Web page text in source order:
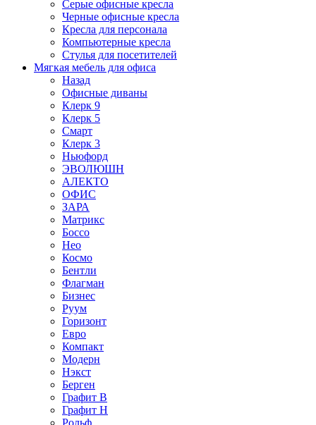
Серые офисные кресла
Черные офисные кресла
Кресла для персонала
Компьютерные кресла
Стулья для посетителей
Мягкая мебель для офиса
Назад
Офисные диваны
Клерк 9
Клерк 5
Смарт
Клерк 3
Ньюфорд
ЭВОЛЮШН
АЛЕКТО
ОФИС
ЗАРА
Матрикс
Боссо
Нео
Космо
Бентли
Флагман
Бизнес
Руум
Горизонт
Евро
Компакт
Модерн
Нэкст
Берген
Графит В
Графит Н
Рольф